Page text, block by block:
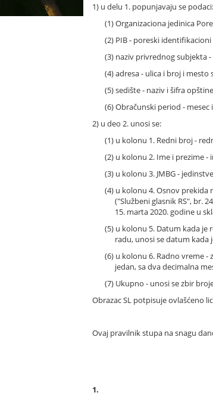
1) u delu 1. popunjavaju se podaci:
(1) Organizaciona jedinica
(2) PIB - poreski
(3) naziv privrednog subjekta
(4) adresa - ulica i broj i
(5) sedište - naziv i šifra
(6) Obračunski period -
2) u deo 2. unosi se:
(1) u kolonu 1. Redni broj -
(2) u kolonu 2. Ime i prezime -
(3) u kolonu 3. JMBG -
(4) u kolonu 4. Osnov prekida
("Službeni glasnik RS", br.
15. marta 2020. godine u
(5) u kolonu 5. Datum kada je
radu, unosi se datum kada
(6) u kolonu 6. Radno vreme
jedan, sa dva decimalna
(7) Ukupno - unosi se zbir
Obrazac SL potpisuje ovlašćeno
Ovaj pravilnik stupa na snagu
1.